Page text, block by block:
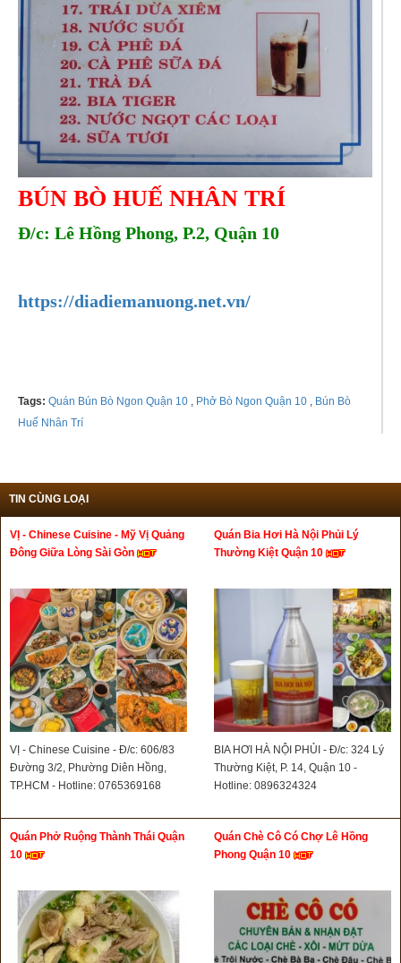
BÚN BÒ HUẾ NHÂN TRÍ
Đ/c: Lê Hồng Phong, P.2, Quận 10
https://diadiemanuong.net.vn/
Tags: Quán Bún Bò Ngon Quận 10 , Phở Bò Ngon Quận 10 , Bún Bò
Huế Nhân Trí
TIN CÙNG LOẠI
VỊ - Chinese Cuisine - Mỹ Vị Quảng
Đông Giữa Lòng Sài Gòn
VỊ - Chinese Cuisine - Đ/c: 606/83
Đường 3/2, Phường Diên Hồng,
TP.HCM - Hotline: 0765369168
Quán Bia Hơi Hà Nội Phủi Lý
Thường Kiệt Quận 10
BIA HƠI HÀ NỘI PHỦI - Đ/c: 324 Lý
Thường Kiệt, P. 14, Quận 10 -
Hotline: 0896324324
Quán Phở Ruộng Thành Thái Quận
10
Quán Chè Cô Có Chợ Lê Hồng
Phong Quận 10